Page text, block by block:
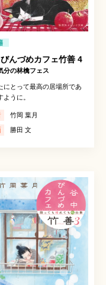
んづめカフェ竹善 4
分の林檎フェス
にとって最高の居場所であ
ように。
竹岡 葉月
勝田 文